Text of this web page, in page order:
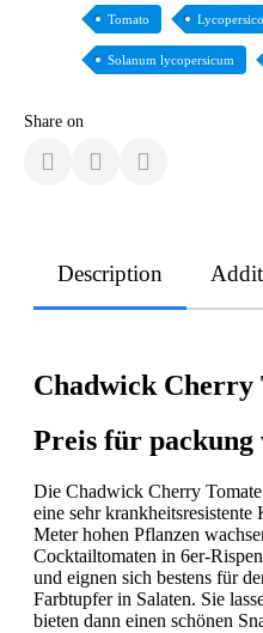
Tomato
Solanum lycopersicum
Share on
Description
Chadwick Cherry
Preis für packung
Die Chadwick Cherry
eine sehr
Meter hohen Pflanzen
Cocktailtomaten in 6er-
und eignen sich bestens für
Farbtupfer in Salaten. Sie
bieten dann einen schönen